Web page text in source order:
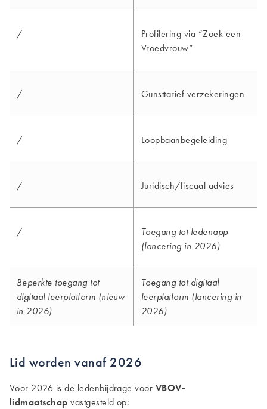
/
Profilering via “Zoek een
Vroedvrouw”
/ Gunsttarief verzekeringen
/ Loopbaanbegeleiding
/ Juridisch/fiscaal advies
/
Toegang tot ledenapp
(lancering in 2026)
Beperkte toegang tot
digitaal leerplatform (nieuw
in 2026)
Toegang tot digitaal
leerplatform (lancering in
2026)
Lid worden vanaf 2026
Voor 2026 is de ledenbijdrage voor VBOV-
lidmaatschap vastgesteld op: